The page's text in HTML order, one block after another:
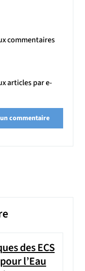
commentaires
articles par e-
des ECS
l’Eau